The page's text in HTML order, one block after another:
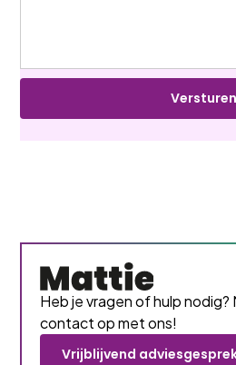
Heb je vragen of hulp nodig?
contact op met ons!
Vrijblijvend